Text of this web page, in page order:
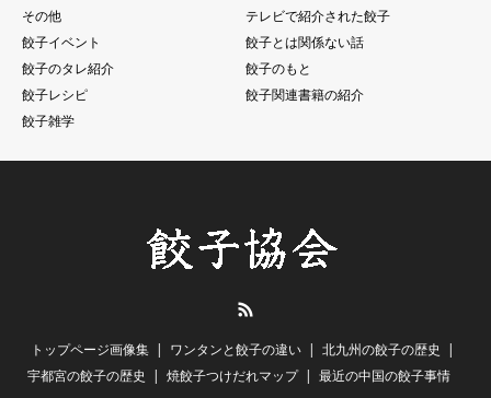
その他
テレビで紹介された餃子
餃子イベント
餃子とは関係ない話
餃子のタレ紹介
餃子のもと
餃子レシピ
餃子関連書籍の紹介
餃子雑学
トップページ画像集 ワンタンと餃子の違い
北九州の餃子の歴史
宇都宮の餃子の歴史
焼餃子つけだれマップ 最近の中国の餃子事情